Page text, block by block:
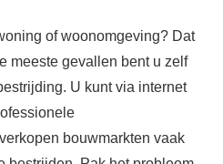
of woonomgeving? Dat
meeste gevallen bent u zelf
U kunt via internet
bouwmarkten vaak